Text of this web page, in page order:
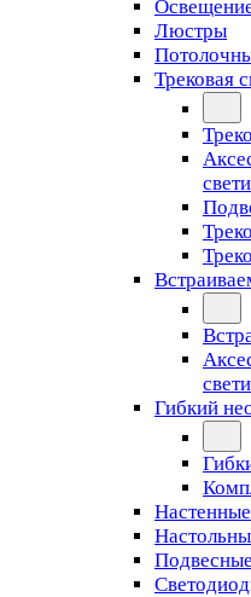
Люстры
Трековая
Гибкий